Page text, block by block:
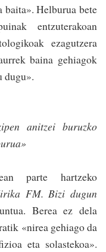
Helburua bete
entzuterakoan
ezagutzera
baina gehiagok
dugu».
anitzei buruzko
parte hartze­ko
FM. Bizi dugun
Berea ez dela
«nirea gehiago da
eta solastekoa».